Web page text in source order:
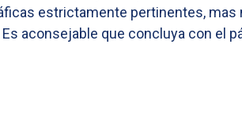
estrictamente pertinentes, mas
aconsejable que concluya con el